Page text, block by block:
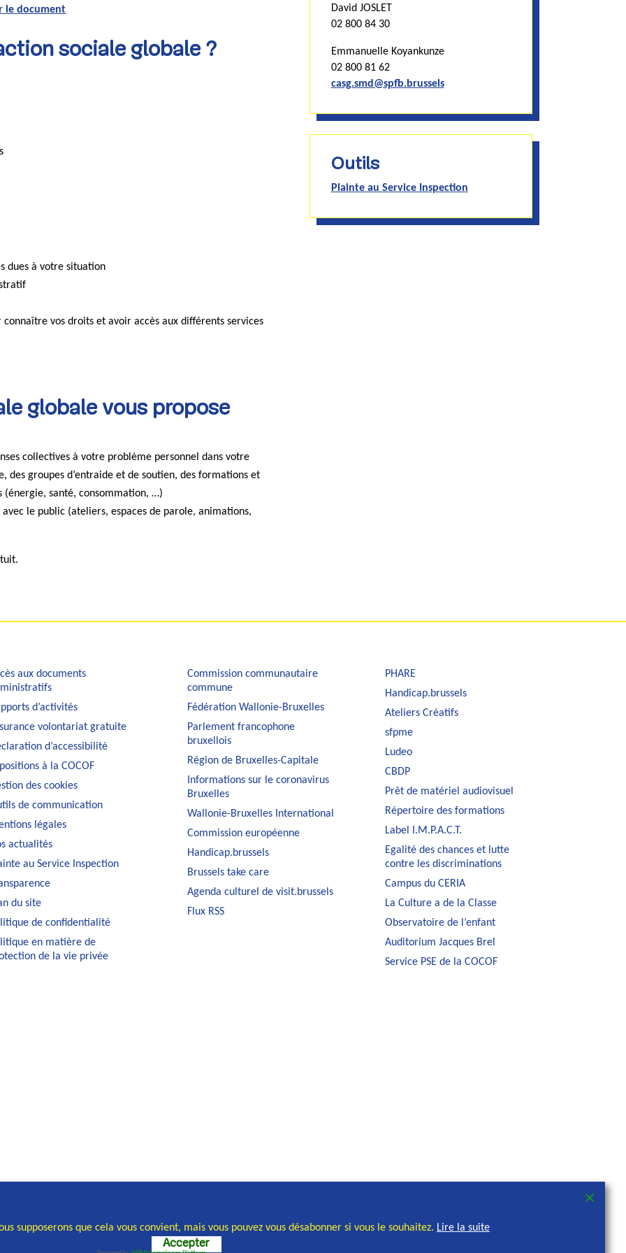
le document
sociale globale ?
dues à votre situation
vos droits et avoir accès aux différents services
globale vous propose
collectives à votre problème personnel dans votre
des groupes d’entraide et de soutien, des formations et
(énergie, santé, consommation, …)
le public (ateliers, espaces de parole, animations,
David JOSLET
02 800 84 30
Emmanuelle Koyankunze
02 800 81 62
casg.smd@spfb.brussels
Outils
Plainte au Service Inspection
aux documents
d’activités
volontariat gratuite
d’accessibilité
à la COCOF
des cookies
de communication
légales
actualités
au Service Inspection
du site
de confidentialité
en matière de
de la vie privée
Commission communautaire
commune
Fédération Wallonie-Bruxelles
Parlement francophone
bruxellois
Région de Bruxelles-Capitale
Informations sur le coronavirus
Bruxelles
Wallonie-Bruxelles International
Commission européenne
Handicap.brussels
Brussels take care
Agenda culturel de visit.brussels
Flux RSS
PHARE
Handicap.brussels
Ateliers Créatifs
sfpme
Ludeo
CBDP
Prêt de matériel audiovisuel
Répertoire des formations
Label I.M.P.A.C.T.
Egalité des chances et lutte
contre les discriminations
Campus du CERIA
La Culture a de la Classe
Observatoire de l’enfant
Auditorium Jacques Brel
Service PSE de la COCOF
supposerons que cela vous convient, mais vous pouvez vous désabonner si vous le souhaitez. Lire la suite
Accepter